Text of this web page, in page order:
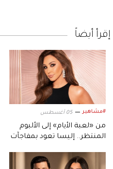
إقرأ أيضاً
#مشاهير 05 أغسطس
من «لعبة الأيام» إلى الألبوم
المنتظر.. إليسا تعود بمفاجآت